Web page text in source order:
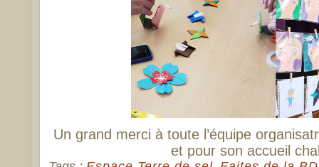
Un grand merci à toute l’équipe
et pour son accueil